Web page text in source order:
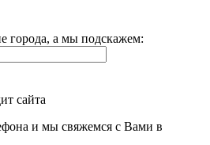
города, а мы подскажем:
сайта
и мы свяжемся с Вами в